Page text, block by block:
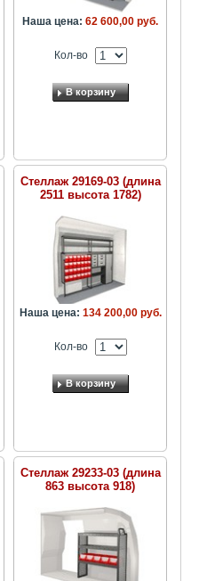
Наша цена: 62 600,00 руб.
Кол-во
В корзину
Стеллаж 29169-03 (длина
2511 высота 1782)
Наша цена: 134 200,00 руб.
Кол-во
В корзину
Стеллаж 29233-03 (длина
863 высота 918)